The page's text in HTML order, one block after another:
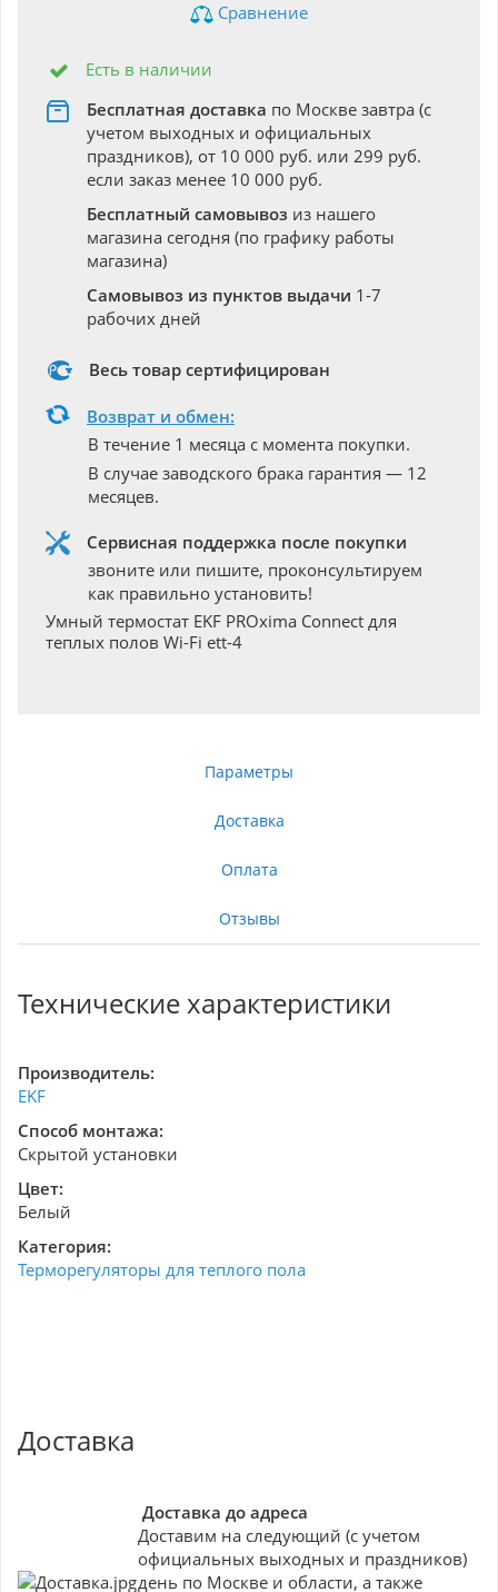
Сравнение
Есть в наличии
Бесплатная доставка по Москве завтра (с
учетом выходных и официальных
праздников), от 10 000 руб. или 299 руб.
если заказ менее 10 000 руб.
Бесплатный самовывоз из нашего
магазина сегодня (по графику работы
магазина)
Самовывоз из пунктов выдачи 1-7
рабочих дней
Весь товар сертифицирован
Возврат и обмен:
В течение 1 месяца с момента покупки.
В случае заводского брака гарантия — 12
месяцев.
Сервисная поддержка после покупки
звоните или пишите, проконсультируем
как правильно установить!
Умный термостат EKF PROxima Connect для
теплых полов Wi-Fi ett-4
Параметры
Доставка
Оплата
Отзывы
Технические характеристики
Производитель:
EKF
Способ монтажа:
Скрытой установки
Цвет:
Белый
Категория:
Терморегуляторы для теплого пола
Доставка
Доставка до адреса
Доставим на следующий (с учетом
официальных выходных и праздников)
день по Москве и области, а также